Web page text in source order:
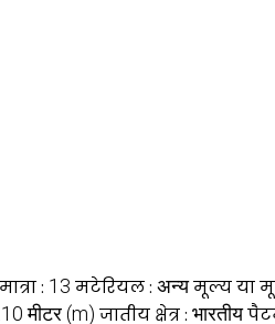
: 13 मटेरियल : अन्यमूल्य या
मीटर (m) जातीय क्षेत्र : भारतीय